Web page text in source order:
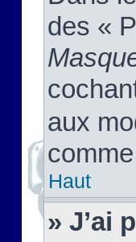
des «
aux
Haut
» J’ai